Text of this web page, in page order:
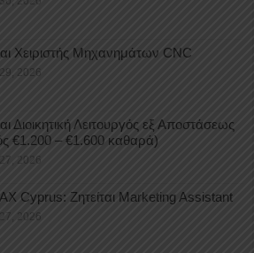
Χειριστής Μηχανημάτων CNC
2026
Διοικητική Λειτουργός εξ Αποστάσεως
€1.200 – €1.600 καθαρά)
2026
Cyprus: Ζητείται Marketing Assistant
2026